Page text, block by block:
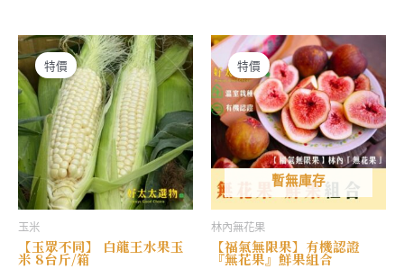
可
在
產
品
頁
面
選
擇
選
項
NT$3,297
款
式。
可
在
產
品
頁
面
選
擇
選
項
特價
玉米
【玉眾不同】 白龍王水果玉
米 8台斤/箱
暫無庫存
特價
林內無花果
【福氣無限果】有機認證
『無花果』鮮果組合